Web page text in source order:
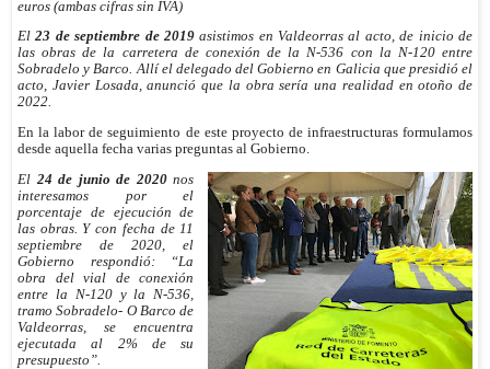
euros (ambas cifras sin IVA)
El23 de septiembre de 2019asistimos en Valdeorras al acto, de inicio de
las obras de la carretera de conexión de la N-536 con la N-120 entre
Sobradelo y Barco. Allí el delegado del Gobierno en Galicia que presidió el
acto, Javier Losada, anunció que la obra sería una realidad en otoño de
2022.
En la labor de seguimiento de este proyecto de infraestructuras formulamos
desde aquella fecha varias preguntas al Gobierno.
El 24 de junio de 2020nos
interesamos por el
porcentaje de ejecución de
las obras. Y con fecha de 11
septiembre de 2020, el
Gobierno respondió: “La
obra del vial de conexión
entre la N-120 y la N-536,
tramo Sobradelo- O Barco de
Valdeorras, se encuentra
ejecutada al 2% de su
presupuesto”.